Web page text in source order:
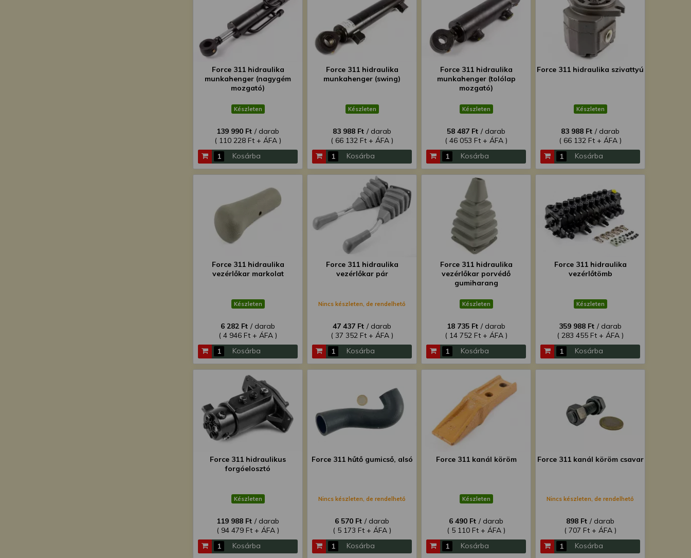
Force 311 hidraulika
munkahenger (nagygém
mozgató)
Készleten
139 990 Ft / darab
( 110 228 Ft + ÁFA )
Kosárba
Force 311 hidraulika
munkahenger (swing)
Készleten
83 988 Ft / darab
( 66 132 Ft + ÁFA )
Kosárba
Force 311 hidraulika
munkahenger (tolólap
mozgató)
Készleten
58 487 Ft / darab
( 46 053 Ft + ÁFA )
Kosárba
Force 311 hidraulika szivattyú
Készleten
83 988 Ft / darab
( 66 132 Ft + ÁFA )
Kosárba
Force 311 hidraulika
vezérlőkar markolat
Készleten
6 282 Ft / darab
( 4 946 Ft + ÁFA )
Kosárba
Force 311 hidraulika
vezérlőkar pár
Nincs készleten, de rendelhető
47 437 Ft / darab
( 37 352 Ft + ÁFA )
Kosárba
Force 311 hidraulika
vezérlőkar porvédő
gumiharang
Készleten
18 735 Ft / darab
( 14 752 Ft + ÁFA )
Kosárba
Force 311 hidraulika
vezérlőtömb
Készleten
359 988 Ft / darab
( 283 455 Ft + ÁFA )
Kosárba
Force 311 hidraulikus
forgóelosztó
Készleten
119 988 Ft / darab
( 94 479 Ft + ÁFA )
Kosárba
Force 311 hűtő gumicső, alsó
Nincs készleten, de rendelhető
6 570 Ft / darab
( 5 173 Ft + ÁFA )
Kosárba
Force 311 kanál köröm
Készleten
6 490 Ft / darab
( 5 110 Ft + ÁFA )
Kosárba
Force 311 kanál köröm csavar
Nincs készleten, de rendelhető
898 Ft / darab
( 707 Ft + ÁFA )
Kosárba